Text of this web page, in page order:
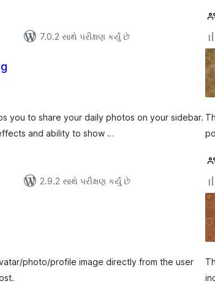
7.0.2 સાથે પરીક્ષણ કર્યું છે
you to share your daily photos on your sidebar.
and ability to show …
2.9.2 સાથે પરીક્ષણ કર્યું છે
photo/profile image directly from the user